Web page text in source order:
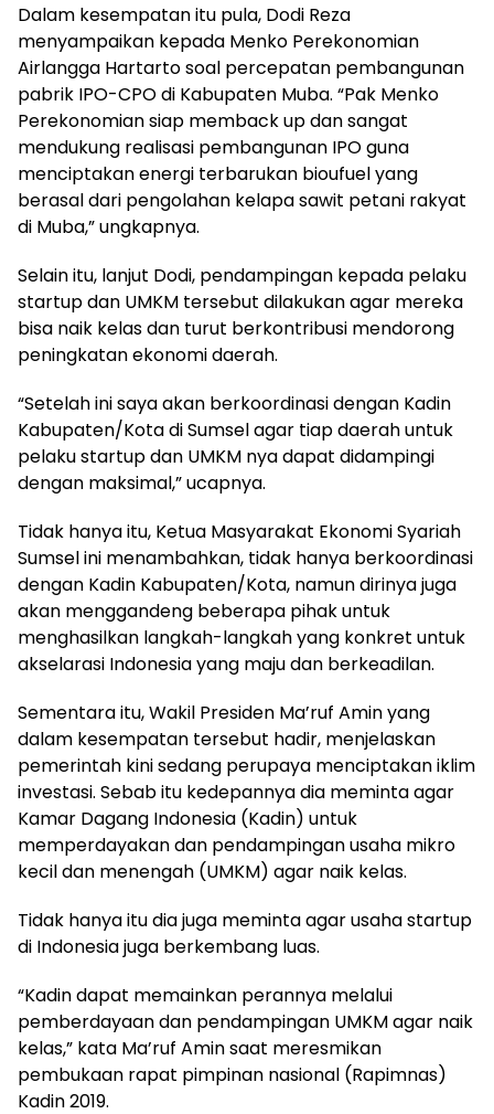
Dalam kesempatan itu pula, Dodi Reza
menyampaikan kepada Menko Perekonomian
Airlangga Hartarto soal percepatan pembangunan
pabrik IPO-CPO di Kabupaten Muba. “Pak Menko
Perekonomian siap memback up dan sangat
mendukung realisasi pembangunan IPO guna
menciptakan energi terbarukan bioufuel yang
berasal dari pengolahan kelapa sawit petani rakyat
di Muba,” ungkapnya.
Selain itu, lanjut Dodi, pendampingan kepada pelaku
startup dan UMKM tersebut dilakukan agar mereka
bisa naik kelas dan turut berkontribusi mendorong
peningkatan ekonomi daerah.
“Setelah ini saya akan berkoordinasi dengan Kadin
Kabupaten/Kota di Sumsel agar tiap daerah untuk
pelaku startup dan UMKM nya dapat didampingi
dengan maksimal,” ucapnya.
Tidak hanya itu, Ketua Masyarakat Ekonomi Syariah
Sumsel ini menambahkan, tidak hanya berkoordinasi
dengan Kadin Kabupaten/Kota, namun dirinya juga
akan menggandeng beberapa pihak untuk
menghasilkan langkah-langkah yang konkret untuk
akselarasi Indonesia yang maju dan berkeadilan.
Sementara itu, Wakil Presiden Ma’ruf Amin yang
dalam kesempatan tersebut hadir, menjelaskan
pemerintah kini sedang perupaya menciptakan iklim
investasi. Sebab itu kedepannya dia meminta agar
Kamar Dagang Indonesia (Kadin) untuk
memperdayakan dan pendampingan usaha mikro
kecil dan menengah (UMKM) agar naik kelas.
Tidak hanya itu dia juga meminta agar usaha startup
di Indonesia juga berkembang luas.
“Kadin dapat memainkan perannya melalui
pemberdayaan dan pendampingan UMKM agar naik
kelas,” kata Ma’ruf Amin saat meresmikan
pembukaan rapat pimpinan nasional (Rapimnas)
Kadin 2019.